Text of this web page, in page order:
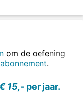
plaats.
om de oefening
.
€ 15,- per jaar.